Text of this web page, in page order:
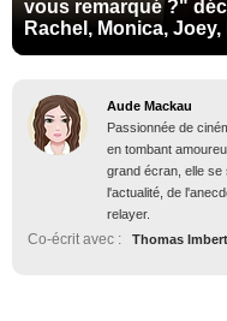
vous remarqué ?"
Rachel, Monica,
Aude Mackau
Passionnée de
en tombant
grand écran, elle se
l'actualité, de
relayer.
Co-écrit avec : Thomas Imbert